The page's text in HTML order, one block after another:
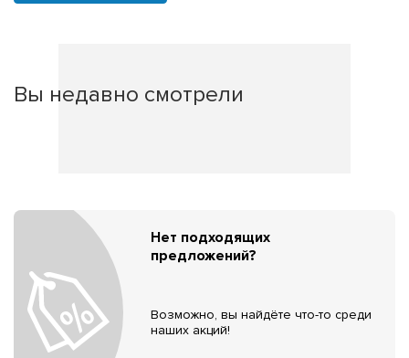
Вы недавно смотрели
Нет подходящих
предложений?
Возможно, вы найдёте что-то среди
наших акций!